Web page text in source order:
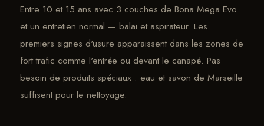
Entre 10 et 15 ans avec 3 couches de Bona Mega Evo
et un entretien normal — balai et aspirateur. Les
premiers signes d'usure apparaissent dans les zones de
fort trafic comme l'entrée ou devant le canapé. Pas
besoin de produits spéciaux : eau et savon de Marseille
suffisent pour le nettoyage.